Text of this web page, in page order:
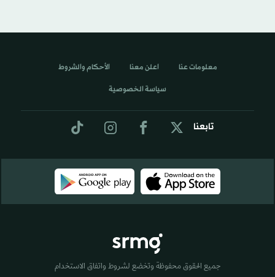
تابعنا
معلومات عنا اعلن معنا الأحكام والشروط
سياسة الخصوصية
جميع الحقوق محفوظة وتخضع لشروط واتفاق الاستخدام